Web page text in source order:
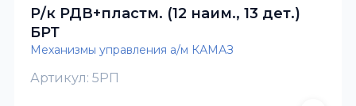
Р/к РДВ+пластм. (12 наим., 13 дет.)
БРТ
Механизмы управления а/м КАМАЗ
Артикул: 5РП